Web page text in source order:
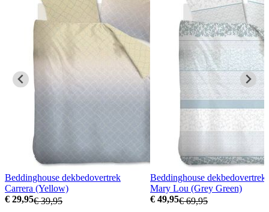
Beddinghouse dekbedovertrek
Carrera (Yellow)
€ 29,95€ 39,95
Beddinghouse dekbedovertrek
Mary Lou (Grey Green)
€ 49,95€ 69,95